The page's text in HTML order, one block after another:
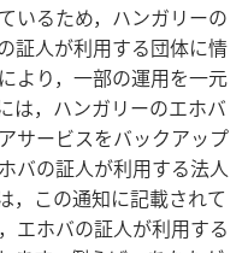
いるため，ハンガリーの
証人が利用する団体に情
より，一部の運用を一元
は，ハンガリーのエホバ
サービスをバックアップ
バの証人が利用する法人
，この通知に記載されて
エホバの証人が利用する